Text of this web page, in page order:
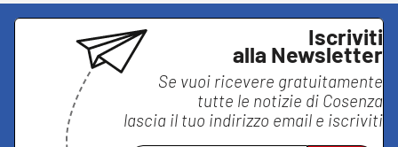
Iscriviti
alla Newsletter
Se vuoi ricevere gratuitamente
tutte le notizie di Cosenza
lascia il tuo indirizzo email e iscriviti